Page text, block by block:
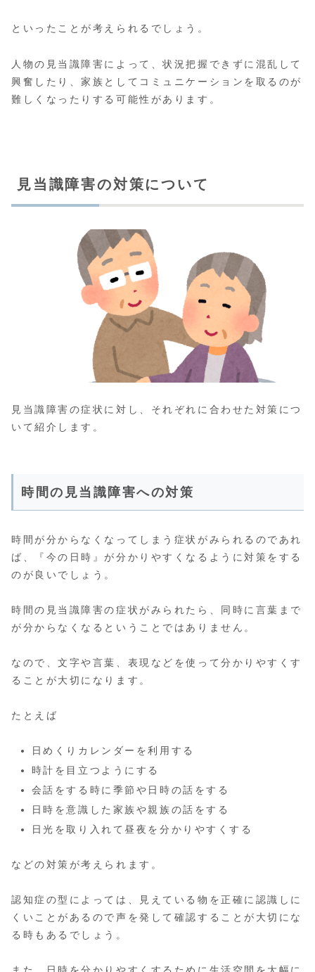
といったことが考えられるでしょう。
人物の見当識障害によって、状況把握できずに混乱して
興奮したり、家族としてコミュニケーションを取るのが
難しくなったりする可能性があります。
見当識障害の対策について
見当識障害の症状に対し、それぞれに合わせた対策につ
いて紹介します。
時間の見当識障害への対策
時間が分からなくなってしまう症状がみられるのであれ
ば、『今の日時』が分かりやすくなるように対策をする
のが良いでしょう。
時間の見当識障害の症状がみられたら、同時に言葉まで
が分からなくなるということではありません。
なので、文字や言葉、表現などを使って分かりやすくす
ることが大切になります。
たとえば
日めくりカレンダーを利用する
時計を目立つようにする
会話をする時に季節や日時の話をする
日時を意識した家族や親族の話をする
日光を取り入れて昼夜を分かりやすくする
などの対策が考えられます。
認知症の型によっては、見えている物を正確に認識しに
くいことがあるので声を発して確認することが大切にな
る時もあるでしょう。